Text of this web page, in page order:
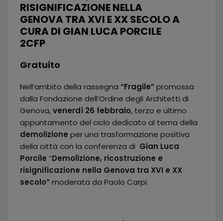
RISIGNIFICAZIONE NELLA
GENOVA TRA XVI E XX SECOLO A
CURA DI GIAN LUCA PORCILE
2CFP
Gratuito
Nell’ambito della rassegna “Fragile”promossa
dalla Fondazione dell’Ordine degli Architetti di
Genova,venerdì 26 febbraio, terzo e ultimo
appuntamento del ciclo dedicato al tema della
demolizione per una trasformazione positiva
della città con la conferenza di Gian Luca
Porcile “Demolizione, ricostruzione e
risignificazione nella Genova tra XVI e XX
secolo”moderata da Paolo Carpi.